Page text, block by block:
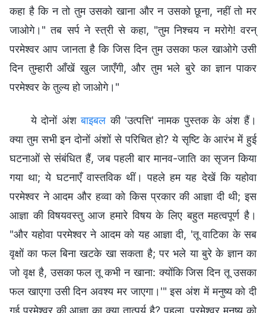
कहा है कि न तो तुम उसको खाना और न उसको छूना, नहीं तो मर
जाओगे।" तब सर्प ने स्त्री से कहा, "तुम निश्‍चय न मरोगे! वरन्
परमेश्‍वर आप जानता है कि जिस दिन तुम उसका फल खाओगे उसी
दिन तुम्हारी आँखें खुल जाएँगी, और तुम भले बुरे का ज्ञान पाकर
परमेश्‍वर के तुल्य हो जाओगे।"
ये दोनों अंशबाइबल की 'उत्पत्ति' नामक पुस्तक के अंश हैं।
क्या तुम सभी इन दोनों अंशों से परिचित हो? ये सृष्टि के आरंभ में हुई
घटनाओं से संबंधित हैं, जब पहली बार मानव-जाति का सृजन किया
गया था; ये घटनाएँ वास्तविक थीं। पहले हम यह देखें कि यहोवा
परमेश्वर ने आदम और हव्वा को किस प्रकार की आज्ञा दी थी; इस
आज्ञा की विषयवस्तु आज हमारे विषय के लिए बहुत महत्वपूर्ण है।
"और यहोवा परमेश्वर ने आदम को यह आज्ञा दी, 'तू वाटिका के सब
वृक्षों का फल बिना खटके खा सकता है; पर भले या बुरे के ज्ञान का
जो वृक्ष है, उसका फल तू कभी न खाना: क्योंकि जिस दिन तू उसका
फल खाएगा उसी दिन अवश्य मर जाएगा।'" इस अंश में मनुष्य को दी
गई परमेश्वर की आज्ञा का क्या तात्पर्य है? पहला, परमेश्वर मनुष्य को